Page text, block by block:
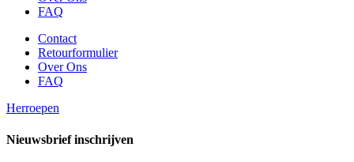
FAQ
Contact
Retourformulier
Over Ons
FAQ
Herroepen
Nieuwsbrief inschrijven